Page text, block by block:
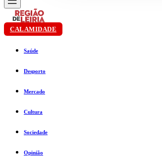
CALAMIDADE
Saúde
Desporto
Mercado
Cultura
Sociedade
Opinião